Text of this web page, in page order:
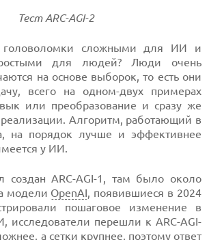
Тест ARC-AGI-2
головоломки сложными для ИИ и
для людей? Люди очень
на основе выборок, то есть они
всего на одном-двух примерах
или преобразование и сразу же
реализации. Алгоритм, работающий в
на порядок лучше и эффективнее
у ИИ.
создан ARC-AGI-1, там было около
модели OpenAI, появившиеся в 2024
пошаговое изменение в
исследователи перешли к ARC-AGI-
а сетки крупнее, поэтому ответ